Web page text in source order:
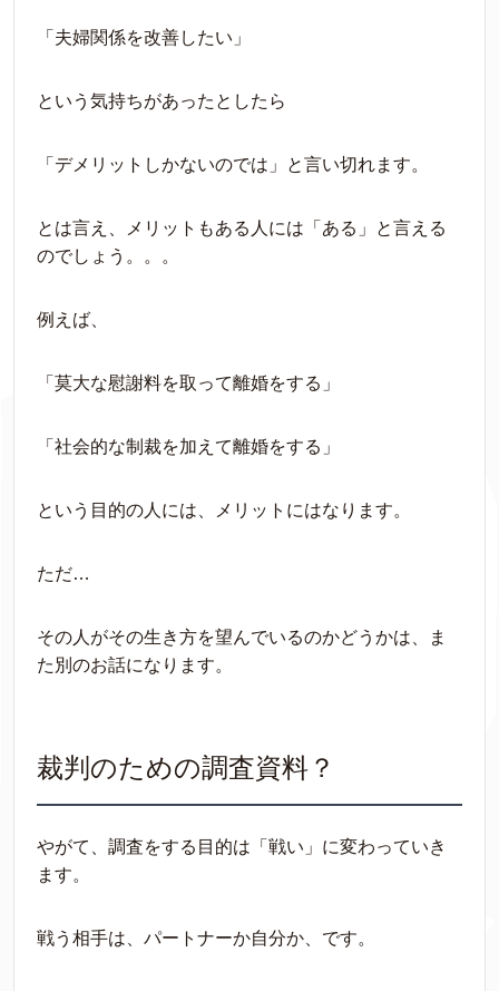
「夫婦関係を改善したい」
という気持ちがあったとしたら
「デメリットしかないのでは」と言い切れます。
とは言え、メリットもある人には「ある」と言える
のでしょう。。。
例えば、
「莫大な慰謝料を取って離婚をする」
「社会的な制裁を加えて離婚をする」
という目的の人には、メリットにはなります。
ただ…
その人がその生き方を望んでいるのかどうかは、ま
た別のお話になります。
裁判のための調査資料？
やがて、調査をする目的は「戦い」に変わっていき
ます。
戦う相手は、パートナーか自分か、です。